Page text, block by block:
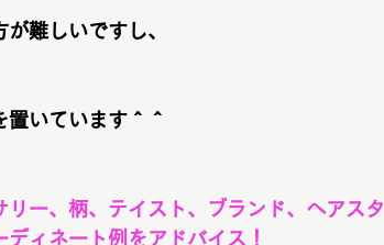
難しいですし、
いています＾＾
ー、柄、テイスト、ブランド、ヘアスタ
ィネート例をアドバイス！